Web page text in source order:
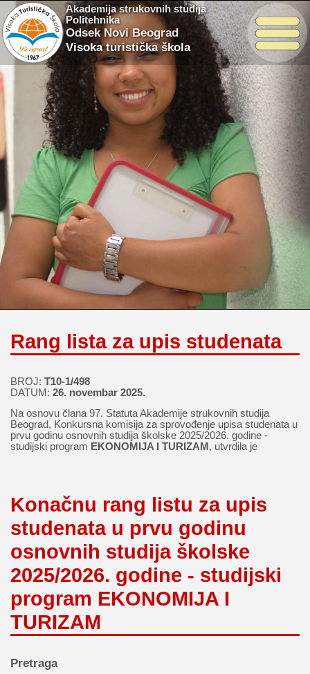
Akademija strukovnih studija
Politehnika
Odsek Novi Beograd
Visoka turistička škola
Rang lista za upis studenata
BROJ: T10-1/498
DATUM: 26. novembar 2025.
Na osnovu člana 97. Statuta Akademije strukovnih studija
Beograd, Konkursna komisija za sprovođenje upisa studenata u
prvu godinu osnovnih studija školske 2025/2026. godine -
studijski program EKONOMIJA I TURIZAM , utvrdila je
Konačnu rang listu za upis
studenata u prvu godinu
osnovnih studija školske
2025/2026. godine - studijski
program EKONOMIJA I
TURIZAM
Pretraga